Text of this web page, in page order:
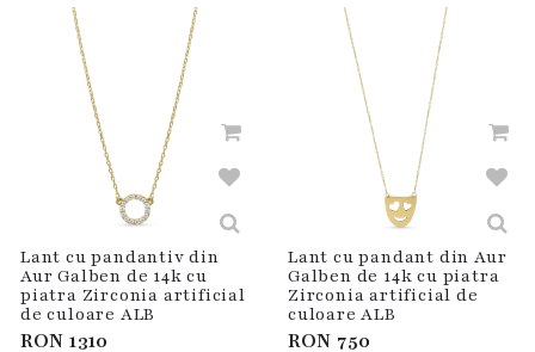
Lant cu pandantiv din
Aur Galben de 14k cu
piatra Zirconia artificial
de culoare ALB
RON1310
Lant cu pandant din Aur
Galben de 14k cu piatra
Zirconia artificial de
culoare ALB
RON 750